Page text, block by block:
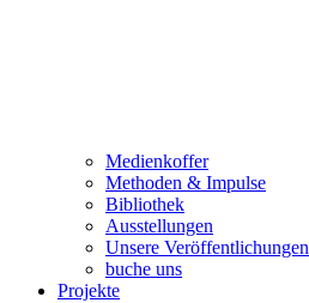
Medienkoffer
Methoden & Impulse
Bibliothek
Ausstellungen
Unsere Veröffentlichungen
buche uns
Projekte